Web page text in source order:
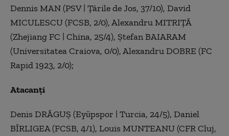
Dennis MAN (PSV | Țările de Jos, 37/10), David
MICULESCU (FCSB, 2/0), Alexandru MITRIȚĂ
(Zhejiang FC | China, 25/4), Ștefan BAIARAM
(Universitatea Craiova, 0/0), Alexandru DOBRE (FC
Rapid 1923, 2/0);
Atacanți
Denis DRĂGUȘ (Eyüpspor | Turcia, 24/5), Daniel
BÎRLIGEA (FCSB, 4/1), Louis MUNTEANU (CFR Cluj,